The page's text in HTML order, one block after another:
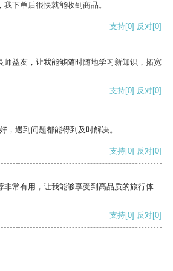
下单后很快就能收到商品。
支持[0] 反对[0]
师益友，让我能够随时随地学习新知识，拓宽
支持[0] 反对[0]
，遇到问题都能得到及时解决。
支持[0] 反对[0]
非常有用，让我能够享受到高品质的旅行体
支持[0] 反对[0]